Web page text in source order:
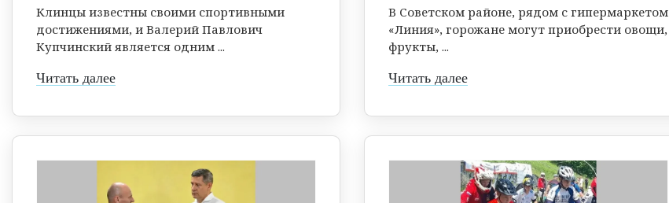
Клинцы известны своими спортивными
достижениями, и Валерий Павлович
Купчинский является одним ...
Читать далее
В Советском районе, рядом с гипермаркетом
«Линия», горожане могут приобрести овощи,
фрукты, ...
Читать далее